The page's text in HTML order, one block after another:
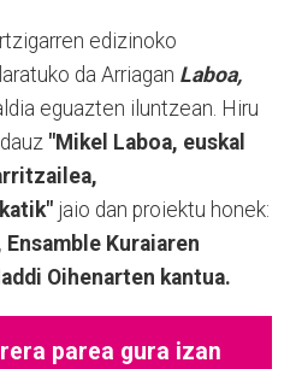
edizinoko
da Arriagan Laboa,
eguazten iluntzean. Hiru
"Mikel Laboa, euskal
jaio dan proiektu honek:
Kuraiaren
Oihenarten kantua.
parea gura izan